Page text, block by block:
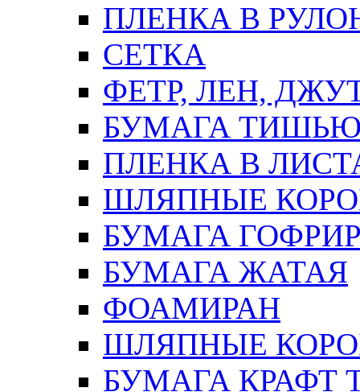
ПЛЕНКА В
СЕТКА
ФЕТР, ЛЕН,
БУМАГА
ПЛЕНКА В
ШЛЯПНЫЕ
БУМАГА
БУМАГА ЖАТАЯ
ФОАМИРАН
ШЛЯПНЫЕ
БУМАГА КРАФТ